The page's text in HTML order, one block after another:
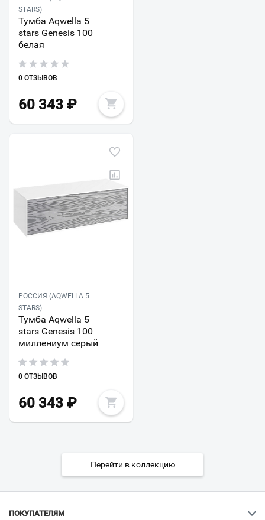
STARS)
Тумба Aqwella 5
stars Genesis 100
белая
0 ОТЗЫВОВ
60 343 ₽
РОССИЯ (AQWELLA 5
STARS)
Тумба Aqwella 5
stars Genesis 100
миллениум серый
0 ОТЗЫВОВ
60 343 ₽
Перейти в коллекцию
ПОКУПАТЕЛЯМ